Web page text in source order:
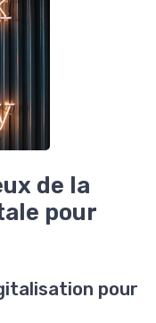
de la
pour
pour